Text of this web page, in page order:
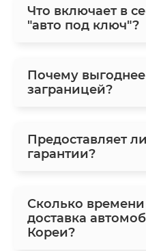
Что включает в
"авто под ключ"?
Почему выгоднее
заграницей?
Предоставляет
гарантии?
Сколько
доставка
Кореи?